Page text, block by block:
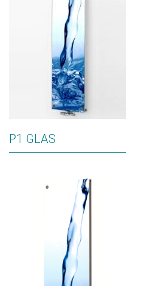
P1 GLAS